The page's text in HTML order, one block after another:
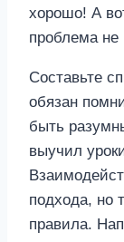
хорошо! А
проблема не
Составьте
обязан
быть
выучил
подхода, но
правила.